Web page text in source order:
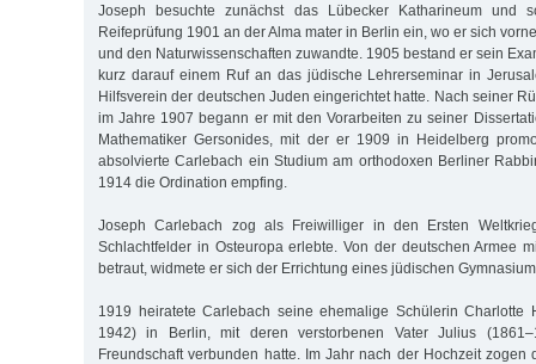
Joseph besuchte zunächst das Lübecker Katharineum und
Reifeprüfung 1901 an der Alma mater in Berlin ein, wo er sich
und den Naturwissenschaften zuwandte. 1905 bestand er sein
kurz darauf einem Ruf an das jüdische Lehrerseminar in
Hilfsverein der deutschen Juden eingerichtet hatte. Nach seiner
im Jahre 1907 begann er mit den Vorarbeiten zu seiner
Mathematiker Gersonides, mit der er 1909 in Heidelberg
absolvierte Carlebach ein Studium am orthodoxen Berliner
1914 die Ordination empfing.
Joseph Carlebach zog als Freiwilliger in den Ersten
Schlachtfelder in Osteuropa erlebte. Von der deutschen Armee
betraut, widmete er sich der Errichtung eines jüdischen
1919 heiratete Carlebach seine ehemalige Schülerin Charlotte
1942) in Berlin, mit deren verstorbenen Vater Julius
Freundschaft verbunden hatte. Im Jahr nach der Hochzeit zogen